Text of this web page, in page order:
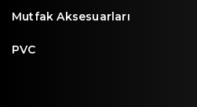
Mutfak Aksesuarları
PVC